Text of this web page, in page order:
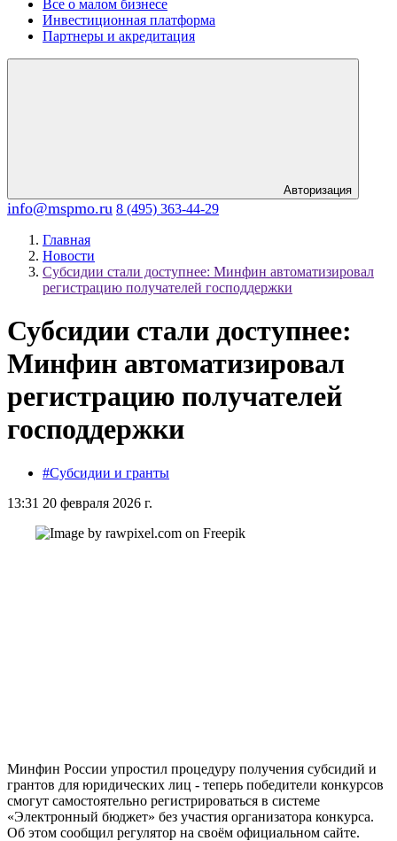
Все о малом бизнесе
Инвестиционная платформа
Партнеры и акредитация
Авторизация
info@mspmo.ru 8 (495) 363-44-29
Главная
Новости
Субсидии стали доступнее: Минфин автоматизировал
регистрацию получателей господдержки
Субсидии стали доступнее:
Минфин автоматизировал
регистрацию получателей
господдержки
#Субсидии и гранты
13:31 20 февраля 2026 г.
Минфин России упростил процедуру получения субсидий и
грантов для юридических лиц - теперь победители конкурсов
смогут самостоятельно регистрироваться в системе
«Электронный бюджет» без участия организатора конкурса.
Об этом сообщил регулятор на своём официальном сайте.